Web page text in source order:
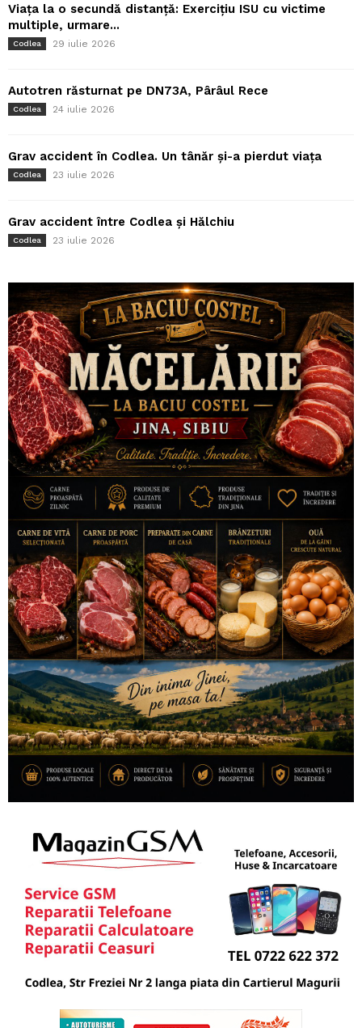
Viața la o secundă distanță: Exercițiu ISU cu victime
multiple, urmare...
Codlea 29 iulie 2026
Autotren răsturnat pe DN73A, Pârâul Rece
Codlea 24 iulie 2026
Grav accident în Codlea. Un tânăr și-a pierdut viața
Codlea 23 iulie 2026
Grav accident între Codlea și Hălchiu
Codlea 23 iulie 2026